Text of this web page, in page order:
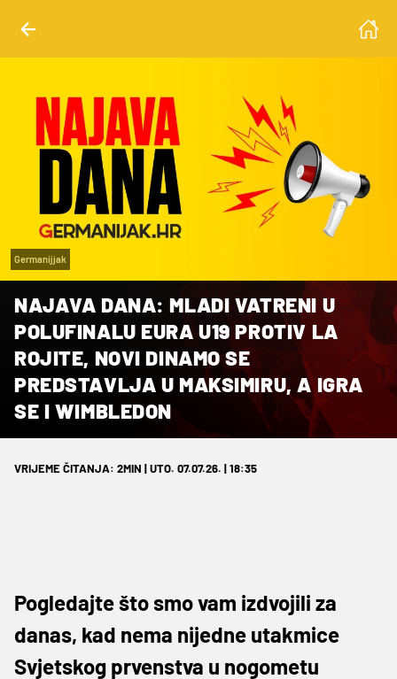
Germanijjak
NAJAVA DANA: MLADI VATRENI U
POLUFINALU EURA U19 PROTIV LA
ROJITE, NOVI DINAMO SE
PREDSTAVLJA U MAKSIMIRU, A IGRA
SE I WIMBLEDON
VRIJEME ČITANJA: 2MIN | UTO. 07.07.26. | 18:35
Pogledajte što smo vam izdvojili za
danas, kad nema nijedne utakmice
Svjetskog prvenstva u nogometu